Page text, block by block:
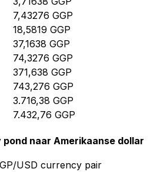
7,43276 GGP
18,5819 GGP
37,1638 GGP
74,3276 GGP
371,638 GGP
743,276 GGP
3.716,38 GGP
7.432,76 GGP
naar Amerikaanse dollar
USD currency pair